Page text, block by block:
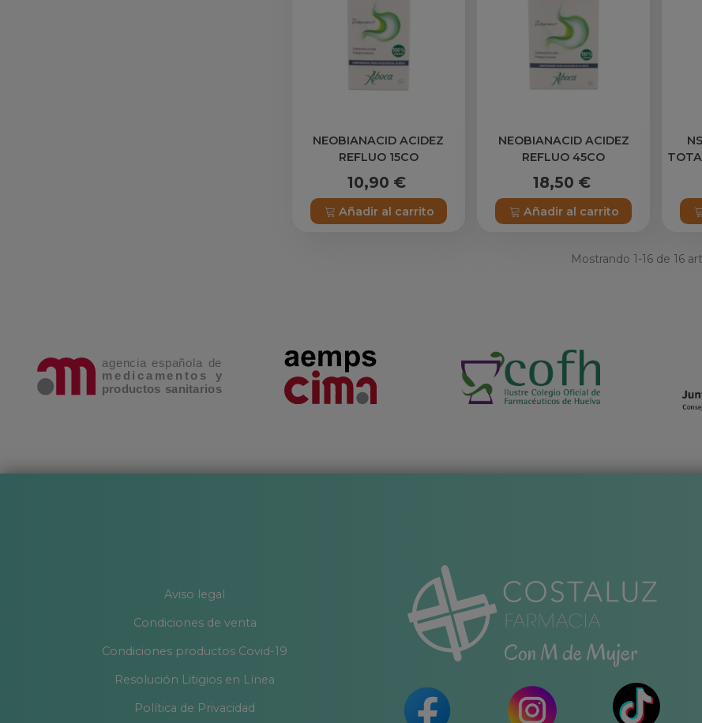
NEOBIANACID ACIDEZ
REFLUO 15CO
10,90 €
Añadir al carrito
NEOBIANACID ACIDEZ
REFLUO 45CO
18,50 €
Añadir al carrito
Mostrando1-16 de 16
Aviso legal
Condiciones de venta
Condiciones productos Covid-19
Resolución Litigios en Línea
Política de Privacidad